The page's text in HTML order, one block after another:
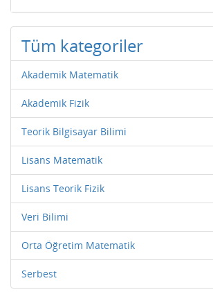
Tüm kategoriler
Akademik Matematik
Akademik Fizik
Teorik Bilgisayar Bilimi
Lisans Matematik
Lisans Teorik Fizik
Veri Bilimi
Orta Öğretim Matematik
Serbest